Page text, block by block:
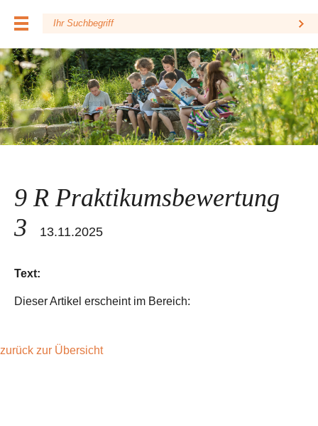
9 R Praktikumsbewertung
3 13.11.2025
Text:
Dieser Artikel erscheint im Bereich:
zurück zur Übersicht